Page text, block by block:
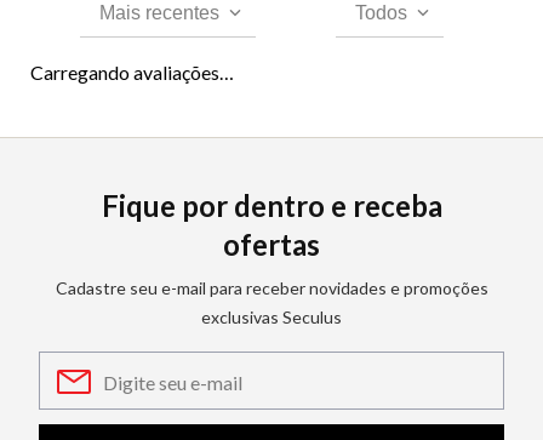
Mais recentes Todos
Carregando avaliações…
Fique por dentro e receba
ofertas
Cadastre seu e-mail para receber novidades e promoções
exclusivas Seculus